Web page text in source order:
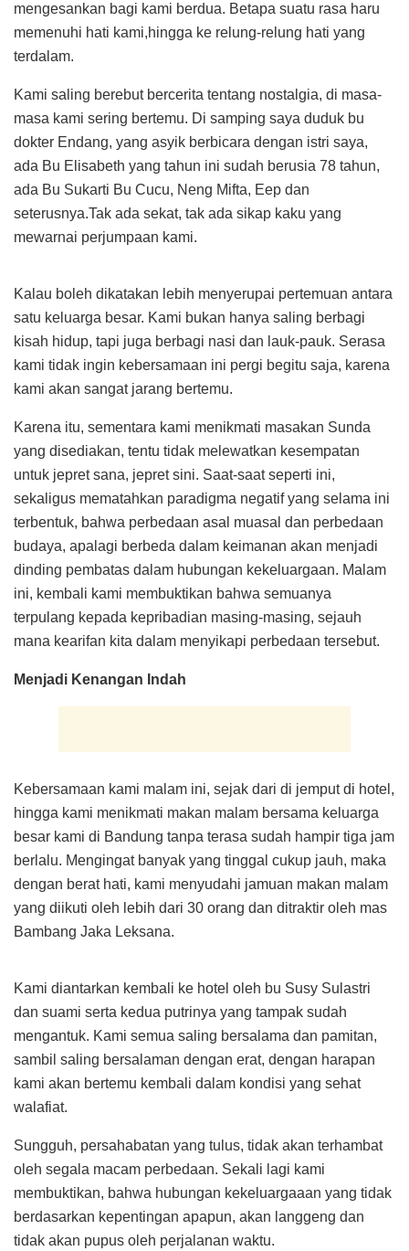
mengesankan bagi kami berdua. Betapa suatu rasa haru
memenuhi hati kami,hingga ke relung-relung hati yang
terdalam.
Kami saling berebut bercerita tentang nostalgia, di masa-
masa kami sering bertemu. Di samping saya duduk bu
dokter Endang, yang asyik berbicara dengan istri saya,
ada Bu Elisabeth yang tahun ini sudah berusia 78 tahun,
ada Bu Sukarti Bu Cucu, Neng Mifta, Eep dan
seterusnya.Tak ada sekat, tak ada sikap kaku yang
mewarnai perjumpaan kami.
Kalau boleh dikatakan lebih menyerupai pertemuan antara
satu keluarga besar. Kami bukan hanya saling berbagi
kisah hidup, tapi juga berbagi nasi dan lauk-pauk. Serasa
kami tidak ingin kebersamaan ini pergi begitu saja, karena
kami akan sangat jarang bertemu.
Karena itu, sementara kami menikmati masakan Sunda
yang disediakan, tentu tidak melewatkan kesempatan
untuk jepret sana, jepret sini. Saat-saat seperti ini,
sekaligus mematahkan paradigma negatif yang selama ini
terbentuk, bahwa perbedaan asal muasal dan perbedaan
budaya, apalagi berbeda dalam keimanan akan menjadi
dinding pembatas dalam hubungan kekeluargaan. Malam
ini, kembali kami membuktikan bahwa semuanya
terpulang kepada kepribadian masing-masing, sejauh
mana kearifan kita dalam menyikapi perbedaan tersebut.
Menjadi Kenangan Indah
Kebersamaan kami malam ini, sejak dari di jemput di hotel,
hingga kami menikmati makan malam bersama keluarga
besar kami di Bandung tanpa terasa sudah hampir tiga jam
berlalu. Mengingat banyak yang tinggal cukup jauh, maka
dengan berat hati, kami menyudahi jamuan makan malam
yang diikuti oleh lebih dari 30 orang dan ditraktir oleh mas
Bambang Jaka Leksana.
Kami diantarkan kembali ke hotel oleh bu Susy Sulastri
dan suami serta kedua putrinya yang tampak sudah
mengantuk. Kami semua saling bersalama dan pamitan,
sambil saling bersalaman dengan erat, dengan harapan
kami akan bertemu kembali dalam kondisi yang sehat
walafiat.
Sungguh, persahabatan yang tulus, tidak akan terhambat
oleh segala macam perbedaan. Sekali lagi kami
membuktikan, bahwa hubungan kekeluargaaan yang tidak
berdasarkan kepentingan apapun, akan langgeng dan
tidak akan pupus oleh perjalanan waktu.